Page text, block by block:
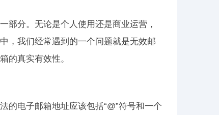
部分。无论是个人使用还是商业运营，
，我们经常遇到的一个问题就是无效邮
的真实有效性。
的电子邮箱地址应该包括“@”符号和一个